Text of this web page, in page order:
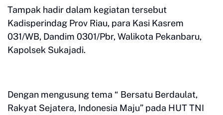
Tampak hadir dalam kegiatan tersebut
Kadisperindag Prov Riau, para Kasi Kasrem
031/WB, Dandim 0301/Pbr, Walikota Pekanbaru,
Kapolsek Sukajadi.
Dengan mengusung tema “ Bersatu Berdaulat,
Rakyat Sejatera, Indonesia Maju” pada HUT TNI